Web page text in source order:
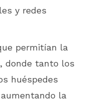
y redes
permitían la
, donde tanto los
huéspedes
la